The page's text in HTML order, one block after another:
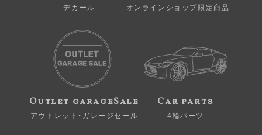
デカール オンラインショップ限定商品
Outlet garageSale
アウトレット・ガレージセール
Car parts
4輪パーツ